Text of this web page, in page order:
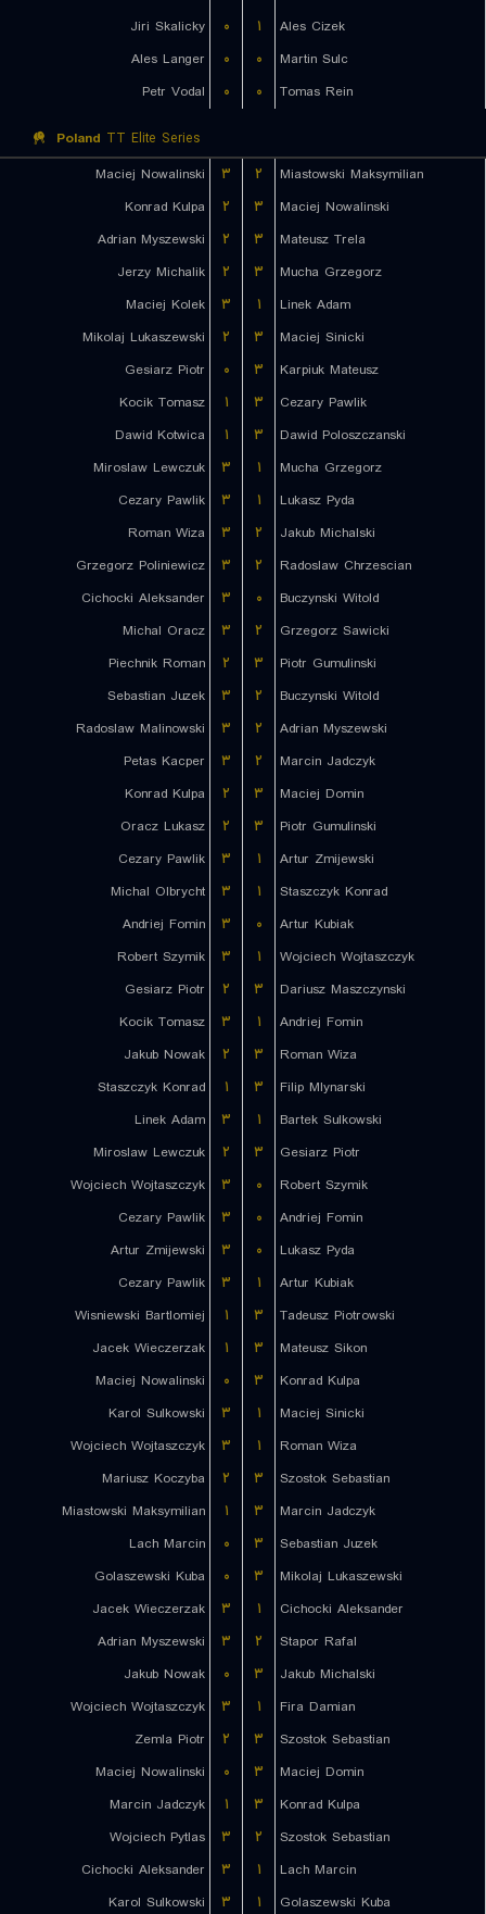
Jiri Skalicky
۰ ۱
Ales Cizek
Ales Langer
۰ ۰
Martin Sulc
Petr Vodal
۰ ۰ Tomas Rein
Poland TT Elite Series
Maciej Nowalinski
۳ ۲
Miastowski Maksymilian
Konrad Kulpa
۲ ۳
Maciej Nowalinski
Adrian Myszewski
۲ ۳
Mateusz Trela
Jerzy Michalik
۲ ۳
Mucha Grzegorz
Maciej Kolek
۳ ۱
Linek Adam
Mikolaj Lukaszewski
۲ ۳
Maciej Sinicki
Gesiarz Piotr
۰ ۳
Karpiuk Mateusz
Kocik Tomasz
۱ ۳
Cezary Pawlik
Dawid Kotwica
۱ ۳
Dawid Poloszczanski
Miroslaw Lewczuk
۳ ۱
Mucha Grzegorz
Cezary Pawlik
۳ ۱
Lukasz Pyda
Roman Wiza
۳ ۲
Jakub Michalski
Grzegorz Poliniewicz
۳ ۲
Radoslaw Chrzescian
Cichocki Aleksander
۳ ۰
Buczynski Witold
Michal Oracz
۳ ۲
Grzegorz Sawicki
Piechnik Roman
۲ ۳
Piotr Gumulinski
Sebastian Juzek
۳ ۲
Buczynski Witold
Radoslaw Malinowski
۳ ۲
Adrian Myszewski
Petas Kacper
۳ ۲
Marcin Jadczyk
Konrad Kulpa
۲ ۳
Maciej Domin
Oracz Lukasz
۲ ۳
Piotr Gumulinski
Cezary Pawlik
۳ ۱
Artur Zmijewski
Michal Olbrycht
۳ ۱
Staszczyk Konrad
Andriej Fomin
۳ ۰
Artur Kubiak
Robert Szymik
۳ ۱
Wojciech Wojtaszczyk
Gesiarz Piotr
۲ ۳
Dariusz Maszczynski
Kocik Tomasz
۳ ۱
Andriej Fomin
Jakub Nowak
۲ ۳
Roman Wiza
Staszczyk Konrad
۱ ۳
Filip Mlynarski
Linek Adam
۳ ۱
Bartek Sulkowski
Miroslaw Lewczuk
۲ ۳
Gesiarz Piotr
Wojciech Wojtaszczyk
۳ ۰
Robert Szymik
Cezary Pawlik
۳ ۰
Andriej Fomin
Artur Zmijewski
۳ ۰
Lukasz Pyda
Cezary Pawlik
۳ ۱
Artur Kubiak
Wisniewski Bartlomiej
۱ ۳
Tadeusz Piotrowski
Jacek Wieczerzak
۱ ۳
Mateusz Sikon
Maciej Nowalinski
۰ ۳
Konrad Kulpa
Karol Sulkowski
۳ ۱
Maciej Sinicki
Wojciech Wojtaszczyk
۳ ۱
Roman Wiza
Mariusz Koczyba
۲ ۳
Szostok Sebastian
Miastowski Maksymilian
۱ ۳
Marcin Jadczyk
Lach Marcin
۰ ۳
Sebastian Juzek
Golaszewski Kuba
۰ ۳
Mikolaj Lukaszewski
Jacek Wieczerzak
۳ ۱
Cichocki Aleksander
Adrian Myszewski
۳ ۲
Stapor Rafal
Jakub Nowak
۰ ۳
Jakub Michalski
Wojciech Wojtaszczyk
۳ ۱
Fira Damian
Zemla Piotr
۲ ۳
Szostok Sebastian
Maciej Nowalinski
۰ ۳
Maciej Domin
Marcin Jadczyk
۱ ۳
Konrad Kulpa
Wojciech Pytlas
۳ ۲
Szostok Sebastian
Cichocki Aleksander
۳ ۱
Lach Marcin
Karol Sulkowski
۳ ۱
Golaszewski Kuba